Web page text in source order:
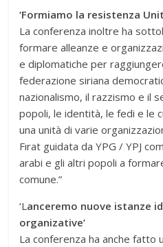
‘Formiamo la resistenza
La conferenza inoltre ha
formare alleanze e
e diplomatiche per
federazione siriana
nazionalismo, il razzismo e il
popoli, le identità, le fedi e le
una unità di varie
Fırat guidata da YPG / YPJ
arabi e gli altri popoli a
comune.”
‘Lanceremo nuove istanze
organizative’
La conferenza ha anche fatto